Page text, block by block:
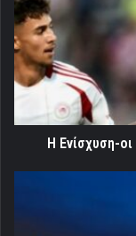
οι
τρεις
που
ξεχώρισαν
και
μέλλον
Η Ενίσχυση-